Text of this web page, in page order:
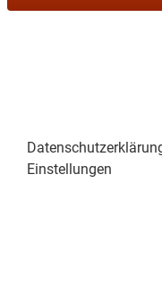
Einstellungen